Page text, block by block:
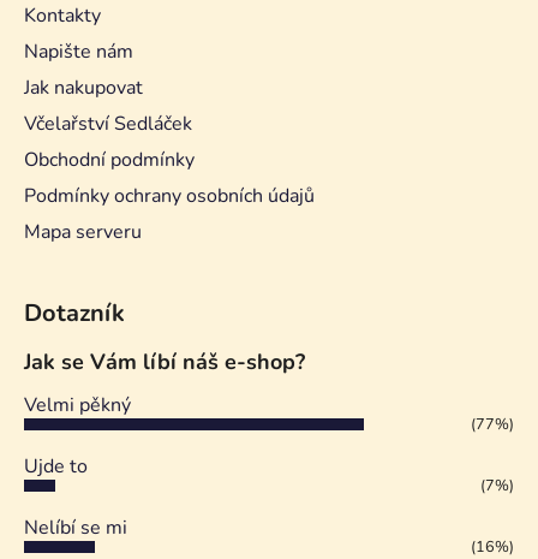
Kontakty
Napište nám
Jak nakupovat
Včelařství Sedláček
Obchodní podmínky
Podmínky ochrany osobních údajů
Mapa serveru
Dotazník
Jak se Vám líbí náš e-shop?
Velmi pěkný
(77%)
Ujde to
(7%)
Nelíbí se mi
(16%)